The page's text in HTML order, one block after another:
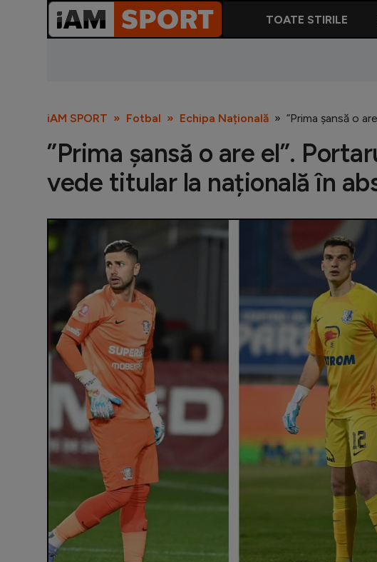
TOATE STIRILE
iAM SPORT Fotbal Echipa Națională ”Prima șansă o
”Prima șansă o are el”.
vede titular la națională în